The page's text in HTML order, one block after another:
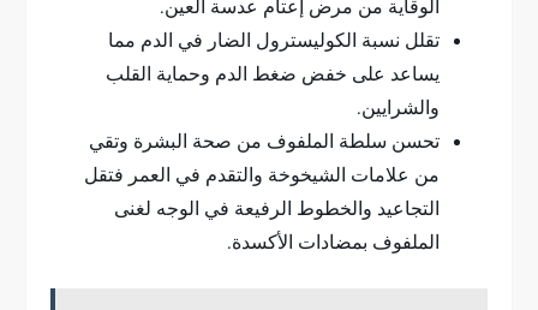
الوقاية من مرض إعتام عدسة العين.
تقلل نسبة الكوليسترول الضار في الدم مما
يساعد على خفض ضغط الدم وحماية القلب
والشرايين.
تحسن سلطة الملفوف من صحة البشرة وتقي
من علامات الشيخوخة والتقدم في العمر فتقل
التجاعيد والخطوط الرفيعة في الوجه لغنى
الملفوف بمضادات الأكسدة.